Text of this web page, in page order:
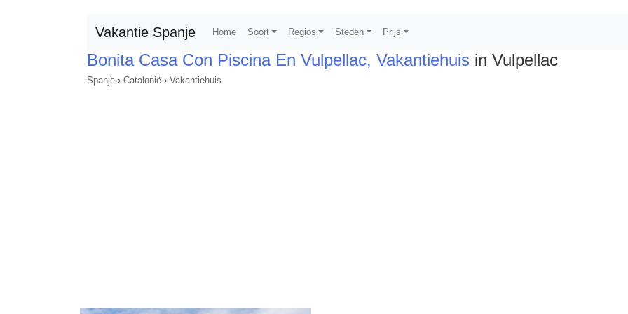
Vakantie Spanje Home Soort Regios Steden Prijs
Bonita Casa Con Piscina En Vulpellac, Vakantiehuis in Vulpellac
Spanje › Catalonië › Vakantiehuis